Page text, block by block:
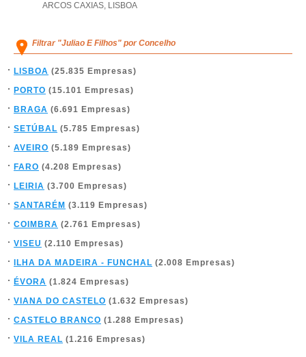
ARCOS CAXIAS, LISBOA
Filtrar "Juliao E Filhos" por Concelho
LISBOA (25.835 Empresas)
PORTO (15.101 Empresas)
BRAGA (6.691 Empresas)
SETÚBAL (5.785 Empresas)
AVEIRO (5.189 Empresas)
FARO (4.208 Empresas)
LEIRIA (3.700 Empresas)
SANTARÉM (3.119 Empresas)
COIMBRA (2.761 Empresas)
VISEU (2.110 Empresas)
ILHA DA MADEIRA - FUNCHAL (2.008 Empresas)
ÉVORA (1.824 Empresas)
VIANA DO CASTELO (1.632 Empresas)
CASTELO BRANCO (1.288 Empresas)
VILA REAL (1.216 Empresas)